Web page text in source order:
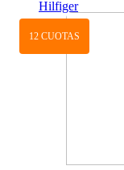
12 CUOTAS